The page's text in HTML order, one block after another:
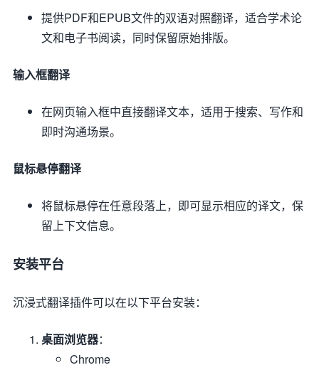
提供PDF和EPUB文件的双语对照翻译，适合学术论
文和电子书阅读，同时保留原始排版。
输入框翻译
在网页输入框中直接翻译文本，适用于搜索、写作和
即时沟通场景。
鼠标悬停翻译
将鼠标悬停在任意段落上，即可显示相应的译文，保
留上下文信息。
安装平台
沉浸式翻译插件可以在以下平台安装：
桌面浏览器：
Chrome